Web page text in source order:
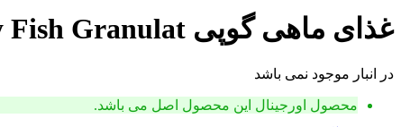
غذای ماهی گوپی Guppy Fish Granulat انرژی وزن 137 گرم
در انبار موجود نمی باشد
محصول اورجینال این محصول اصل می باشد.